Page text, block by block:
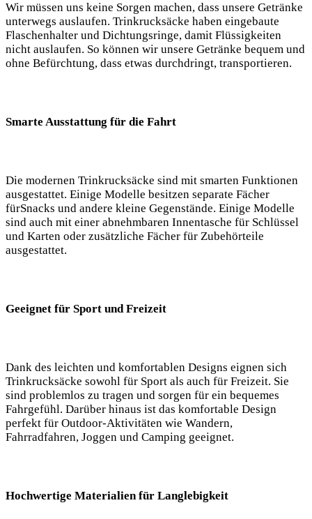
Wir müssen uns keine⁣ Sorgen machen, dass unsere ⁣Getränke‍
unterwegs auslaufen.⁣ Trinkrucksäcke ⁢haben eingebaute
Flaschenhalter und ⁢Dichtungsringe, damit Flüssigkeiten‌
nicht auslaufen.⁢ So​ können wir⁢ unsere Getränke bequem ‌und
⁣ohne Befürchtung, dass etwas ​durchdringt, transportieren.
Smarte ⁤Ausstattung für ‌die Fahrt
Die ​modernen Trinkrucksäcke sind⁣ mit smarten Funktionen
ausgestattet. Einige Modelle besitzen separate Fächer
fürSnacks und andere ​kleine‍ Gegenstände.⁢ Einige Modelle
sind auch mit einer abnehmbaren Innentasche für Schlüssel‍
und ‍Karten‌ oder‌ zusätzliche Fächer für ⁣Zubehörteile
ausgestattet.
Geeignet für‍ Sport und Freizeit
Dank des leichten und komfortablen⁣ Designs eignen sich
⁤Trinkrucksäcke sowohl für Sport ⁢als auch für Freizeit. Sie
sind problemlos⁣ zu tragen und sorgen für ein bequemes
Fahrgefühl. Darüber hinaus ist das komfortable Design
perfekt ⁤für Outdoor-Aktivitäten‍ wie Wandern,
Fahrradfahren, Joggen und ‌Camping geeignet. ⁣
Hochwertige Materialien ⁤für Langlebigkeit